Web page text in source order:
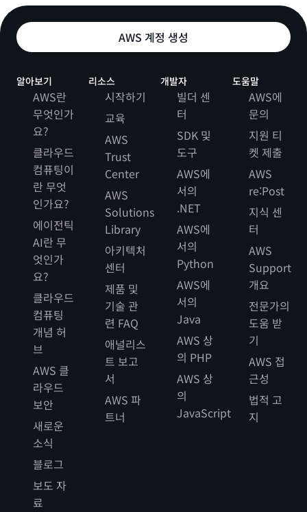
AWS 계정 생성
알아보기
AWS란
무엇인가
요?
클라우드
컴퓨팅이
란 무엇
인가요?
에이전틱
AI란 무
엇인가
요?
클라우드
컴퓨팅
개념 허
브
AWS 클
라우드
보안
새로운
소식
블로그
보도 자
료
리소스
시작하기
교육
AWS
Trust
Center
AWS
Solutions
Library
아키텍처
센터
제품 및
기술 관
련 FAQ
애널리스
트 보고
서
AWS 파
트너
개발자
빌더 센
터
SDK 및
도구
AWS에
서의
.NET
AWS에
서의
Python
AWS에
서의
Java
AWS 상
의 PHP
AWS 상
의
JavaScript
도움말
AWS에
문의
지원 티
켓 제출
AWS
re:Post
지식 센
터
AWS
Support
개요
전문가의
도움 받
기
AWS 접
근성
법적 고
지